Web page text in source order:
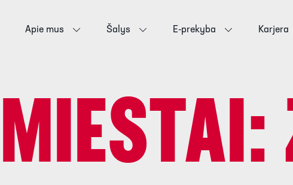
Apie mus Šalys E-prekyba Karjera
MIESTAI: